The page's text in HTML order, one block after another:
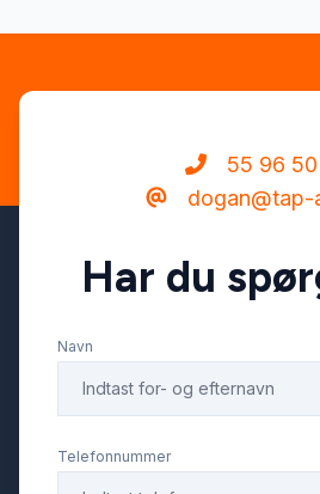
55 96
Har du
Navn
Telefonnummer